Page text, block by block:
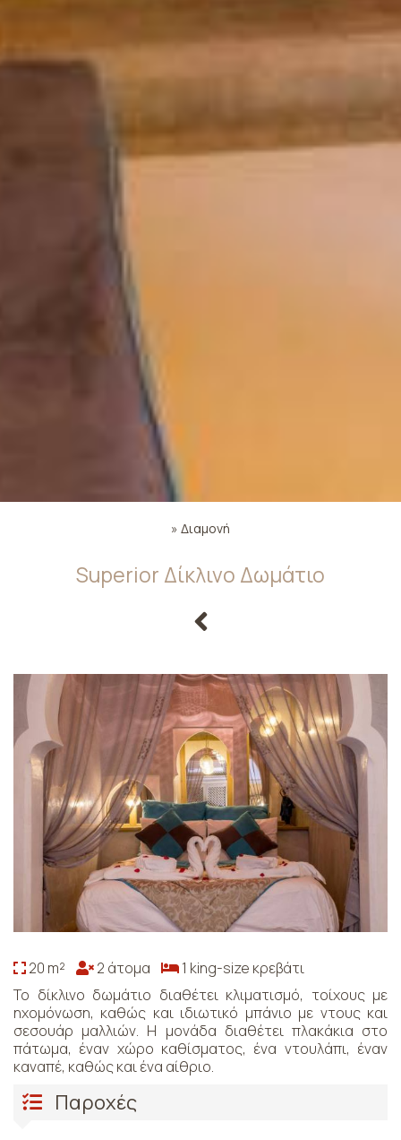
» Διαμονή
Superior Δίκλινο Δωμάτιο
20 m² 2 άτομα
1 king-size κρεβάτι
Το δίκλινο δωμάτιο διαθέτει κλιματισμό, τοίχους με
ηχομόνωση, καθώς και ιδιωτικό μπάνιο με ντους και
σεσουάρ μαλλιών. Η μονάδα διαθέτει πλακάκια στο
πάτωμα, έναν χώρο καθίσματος, ένα ντουλάπι, έναν
καναπέ, καθώς και ένα αίθριο.
Παροχές